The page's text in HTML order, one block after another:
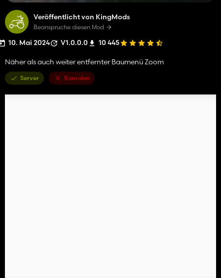
Veröffentlicht von KingMods
Beanspruche diesen Mod
10. Mai 2024 V1.0.0.0 10 445
Näher als auch weiter entfernter Baumenü Zoom
Server Konsolen